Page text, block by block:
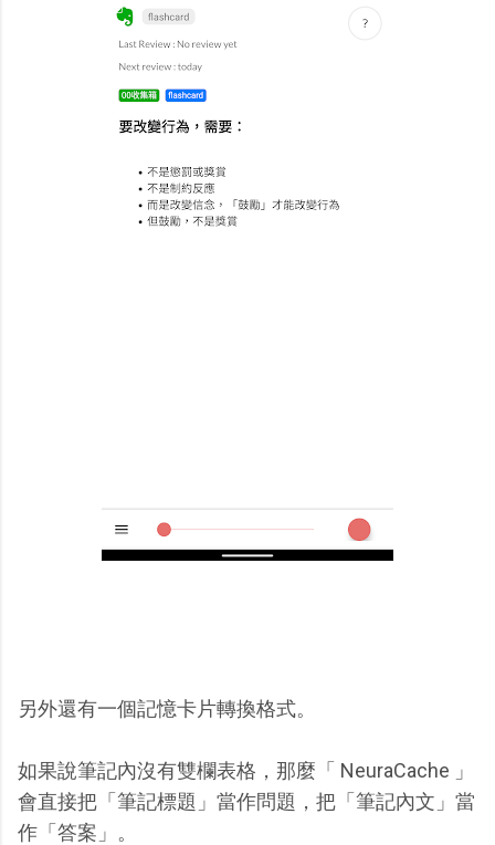
另外還有一個記憶卡片轉換格式。
如果說筆記內沒有雙欄表格，那麼「 NeuraCache 」
會直接把「筆記標題」當作問題，把「筆記內文」當
作「答案」。